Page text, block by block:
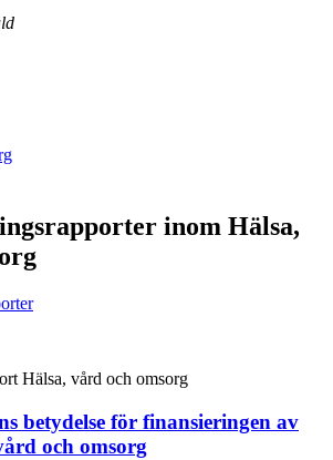
inom Hälsa,
Hälsa, vård och omsorg
betydelse för finansieringen av
och omsorg